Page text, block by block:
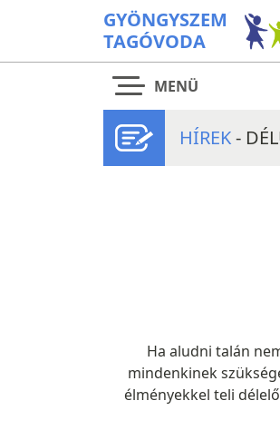
GYÖNGYSZEM
TAGÓVODA
MENÜ
HÍREK-
Ha aludni talán
mindenkinek
élményekkel teli